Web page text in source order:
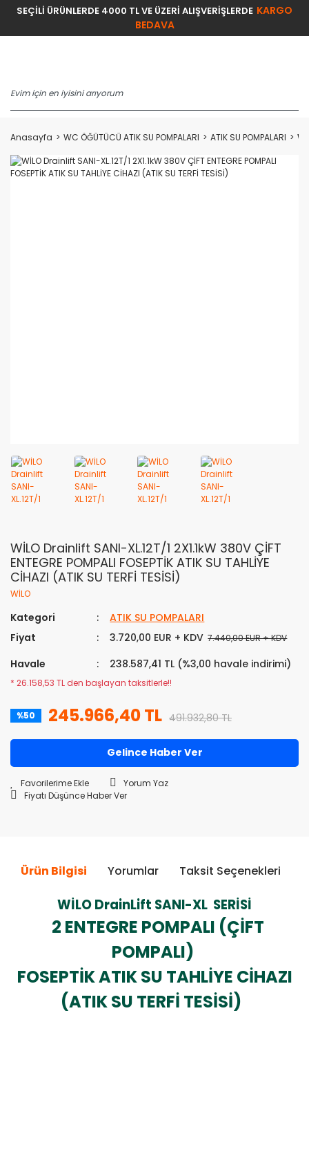
SEÇİLİ ÜRÜNLERDE 4000 TL VE ÜZERİ ALIŞVERİŞLERDE KARGO
BEDAVA
Anasayfa WC ÖĞÜTÜCÜ ATIK SU POMPALARI ATIK SU POMPALARI
WİLO Drainlift SANI-XL.12T/1 2X1.1kW 380V ÇİFT
ENTEGRE POMPALI FOSEPTİK ATIK SU TAHLİYE
CİHAZI (ATIK SU TERFİ TESİSİ)
WİLO
Kategori
ATIK SU POMPALARI
Fiyat
3.720,00 EUR + KDV 7.440,00 EUR + KDV
Havale 238.587,41 TL (%3,00 havale indirimi)
* 26.158,53 TL den başlayan taksitlerle!!
%50 245.966,40 TL 491.932,80 TL
Gelince Haber Ver
Yorum Yaz
Fiyatı Düşünce Haber Ver
Ürün Bilgisi Yorumlar Taksit Seçenekleri
WİLO DrainLift SANI-XL SERİSİ
2 ENTEGRE POMPALI (ÇİFT
POMPALI)
FOSEPTİK ATIK SU TAHLİYE CİHAZI
(ATIK SU TERFİ TESİSİ)